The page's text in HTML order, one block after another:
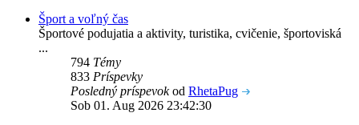
Šport a voľný čas
Športové podujatia a aktivity, turistika, cvičenie, športoviská
...
794 Témy
833 Príspevky
Posledný príspevokod RhetaPug
Sob 01. Aug 2026 23:42:30